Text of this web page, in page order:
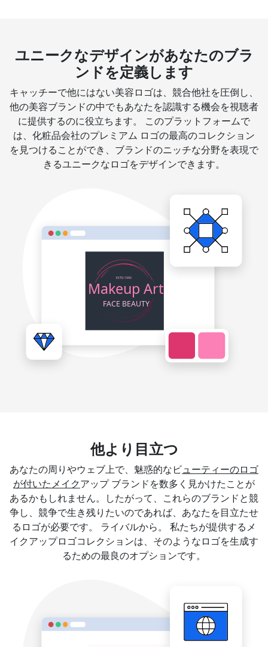
ユニークなデザインがあなたのブラ
ンドを定義します
キャッチーで他にはない美容ロゴは、競合他社を圧倒し、
他の美容ブランドの中でもあなたを認識する機会を視聴者
に提供するのに役立ちます。 このプラットフォームで
は、化粧品会社のプレミアム ロゴの最高のコレクション
を見つけることができ、ブランドのニッチな分野を表現で
きるユニークなロゴをデザインできます。
他より目立つ
あなたの周りやウェブ上で、魅惑的なビ ューティーのロゴ
が付いたメイク アップ ブランドを数多く見かけたことが
あるかもしれません。したがって、これらのブランドと競
争し、競争で生き残りたいのであれば、あなたを目立たせ
るロゴが必要です。 ライバルから。 私たちが提供するメ
イクアップロゴコレクションは、そのようなロゴを生成す
るための最良のオプションです。